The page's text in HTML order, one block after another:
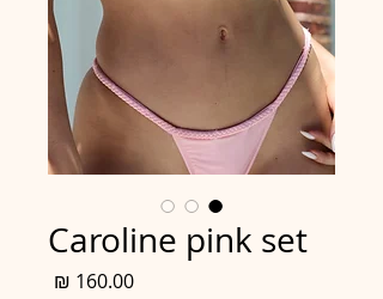
Caroline pink set